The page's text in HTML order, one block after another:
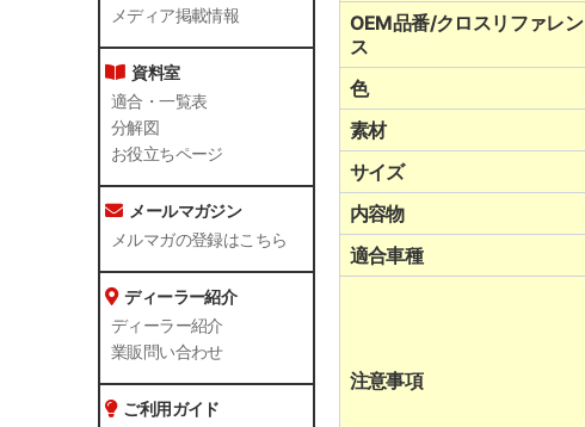
メディア掲載情報
資料室
適合・一覧表
分解図
お役立ちページ
メールマガジン
メルマガの登録はこちら
ディーラー紹介
ディーラー紹介
業販問い合わせ
ご利用ガイド
OEM品番/クロスリファレン
ス
色
素材
サイズ
内容物
適合車種
注意事項